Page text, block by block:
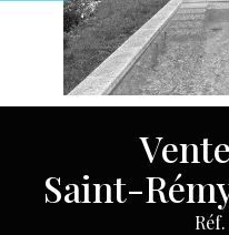
Saint-